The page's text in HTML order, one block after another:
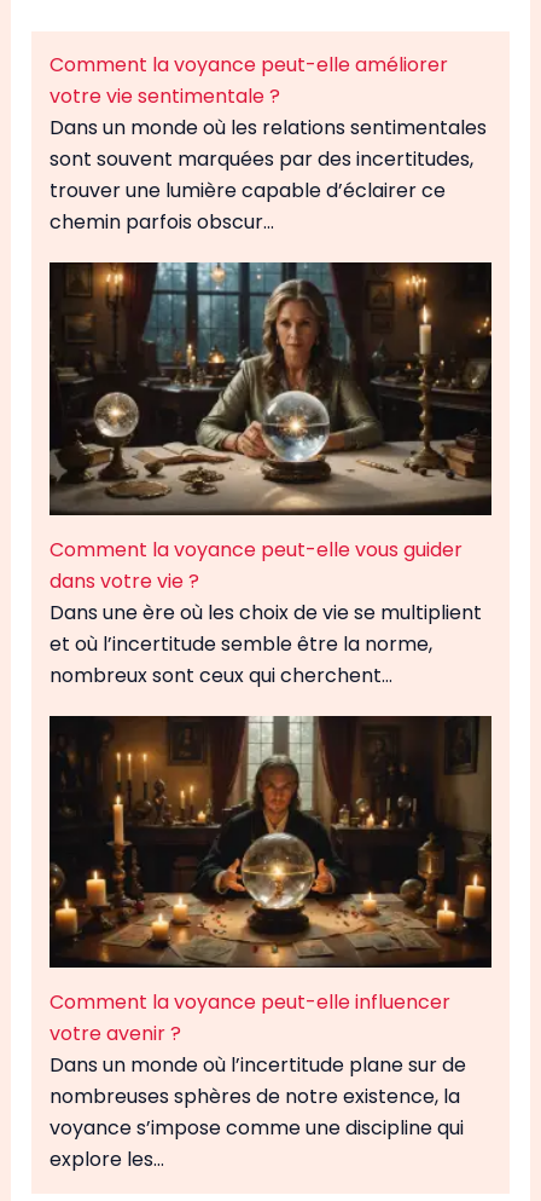
Comment la voyance peut-elle améliorer
votre vie sentimentale ?
Dans un monde où les relations sentimentales
sont souvent marquées par des incertitudes,
trouver une lumière capable d’éclairer ce
chemin parfois obscur…
Comment la voyance peut-elle vous guider
dans votre vie ?
Dans une ère où les choix de vie se multiplient
et où l’incertitude semble être la norme,
nombreux sont ceux qui cherchent…
Comment la voyance peut-elle influencer
votre avenir ?
Dans un monde où l’incertitude plane sur de
nombreuses sphères de notre existence, la
voyance s’impose comme une discipline qui
explore les…